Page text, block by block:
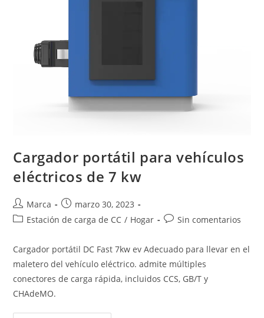
Cargador portátil para vehículos
eléctricos de 7 kw
Marca
marzo 30, 2023
Estación de carga de CC / Hogar Sin comentarios
Cargador portátil DC Fast 7kw ev Adecuado para llevar en el
maletero del vehículo eléctrico. admite múltiples
conectores de carga rápida, incluidos CCS, GB/T y
CHAdeMO.